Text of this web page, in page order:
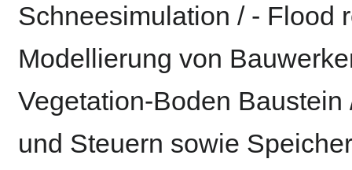
Schneesimulation / - Flood
Modellierung von
Vegetation-Boden
und Steuern sowie